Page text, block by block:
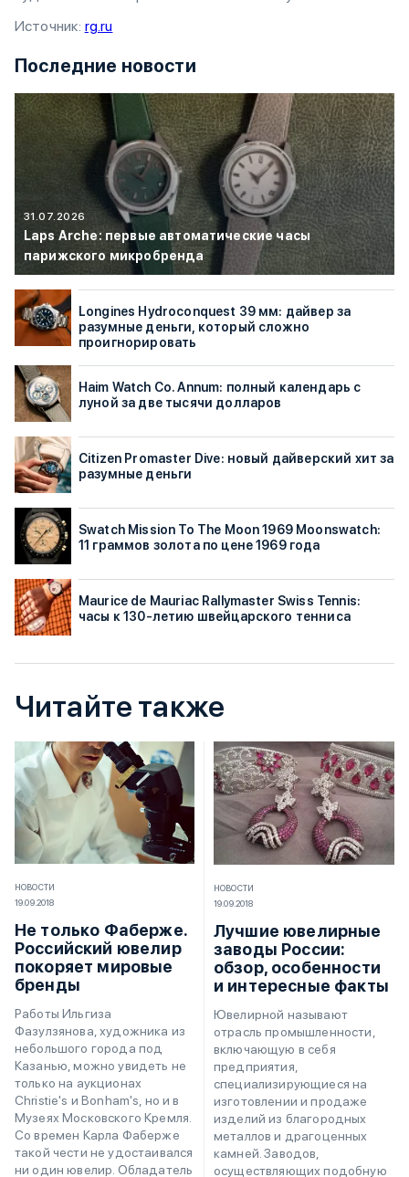
Источник: rg.ru
Последние новости
31.07.2026
Laps Arche: первые автоматические часы
парижского микробренда
Longines Hydroconquest 39 мм: дайвер за
разумные деньги, который сложно
проигнорировать
Haim Watch Co. Annum: полный календарь с
луной за две тысячи долларов
Citizen Promaster Dive: новый дайверский хит за
разумные деньги
Swatch Mission To The Moon 1969 Moonswatch:
11 граммов золота по цене 1969 года
Maurice de Mauriac Rallymaster Swiss Tennis:
часы к 130-летию швейцарского тенниса
Читайте также
НОВОСТИ
19.09.2018
Не только Фаберже.
Российский ювелир
покоряет мировые
бренды
Работы Ильгиза
Фазулзянова, художника из
небольшого города под
Казанью, можно увидеть не
только на аукционах
Christie's и Bonham's, но и в
Музеях Московского Кремля.
Со времен Карла Фаберже
такой чести не удостаивался
ни один ювелир. Обладатель
НОВОСТИ
19.09.2018
Лучшие ювелирные
заводы России:
обзор, особенности
и интересные факты
Ювелирной называют
отрасль промышленности,
включающую в себя
предприятия,
специализирующиеся на
изготовлении и продаже
изделий из благородных
металлов и драгоценных
камней. Заводов,
осуществляющих подобную